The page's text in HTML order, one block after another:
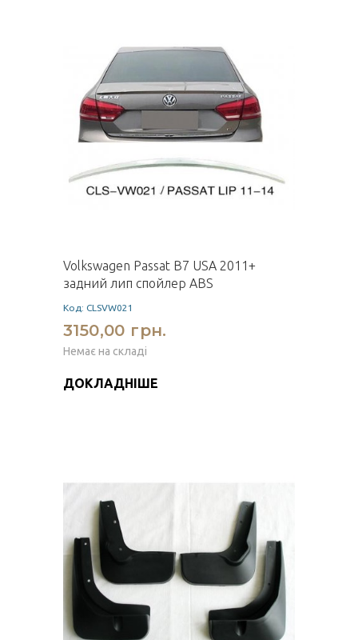
Volkswagen Passat B7 USA 2011+
задний лип спойлер ABS
Код: CLSVW021
3150,00 грн.
Немає на складі
ДОКЛАДНІШЕ